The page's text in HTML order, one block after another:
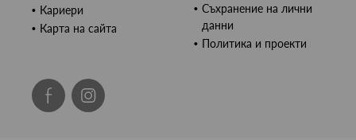
Кариери
Карта на сайта
Съхранение на лични
данни
Политика и проекти